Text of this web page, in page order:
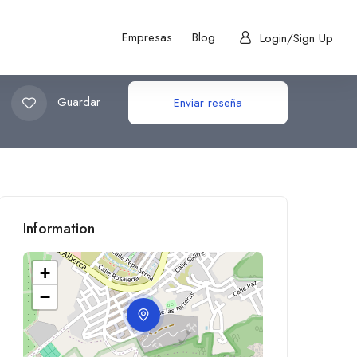
Empresas Blog Login/Sign Up
Guardar Enviar reseña
Information
+
−